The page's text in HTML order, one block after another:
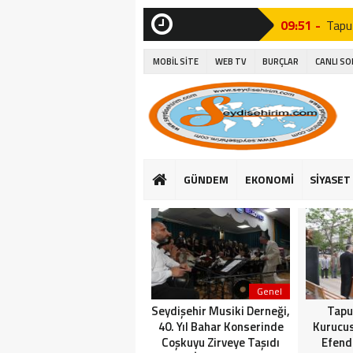
09:51 -
15:06 -
15:27 -
14:26 -
10:37 -
15:16 -
16:25 -
14:23 -
MOBİL SİTE WEB TV BURÇLAR CANLI
GÜNDEM EKONOMİ SİYASET
Genel
Seydişehir Musiki Derneği,
40. Yıl Bahar Konserinde
Coşkuyu Zirveye Taşıdı